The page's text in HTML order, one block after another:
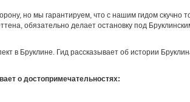
но мы гарантируем, что с нашим гидом скучно
обязательно делает остановку под
в Бруклине. Гид рассказывает об истории
о достопримечательностях: